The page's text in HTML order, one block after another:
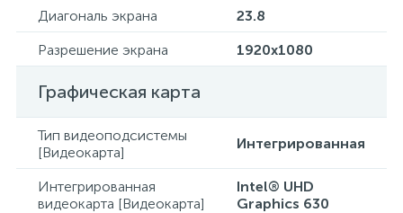
Диагональ экрана
23.8
Разрешение экрана
1920х1080
Графическая карта
Тип видеоподсистемы
[Видеокарта]
Интегрированная
Интегрированная
видеокарта [Видеокарта]
Intel® UHD
Graphics 630